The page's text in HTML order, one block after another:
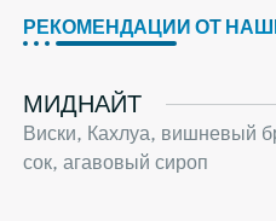
Перейти
РЕКОМЕНДАЦИИ ОТ
МИДНАЙТ
Виски, Кахлуа, вишневый
сок, агавовый сироп